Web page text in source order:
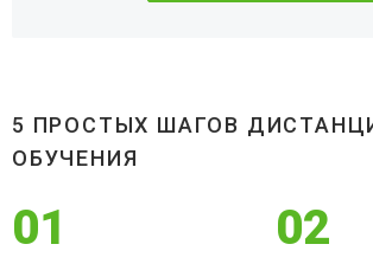
5 ПРОСТЫХ ШАГОВ
ОБУЧЕНИЯ
01 02